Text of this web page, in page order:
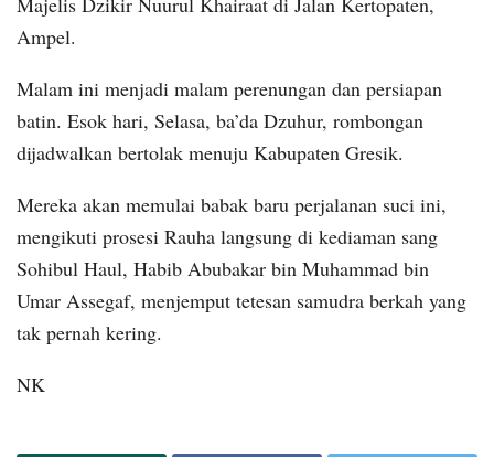
Ampel.
Malam ini menjadi malam perenungan dan persiapan
batin. Esok hari, Selasa, ba’da Dzuhur, rombongan
dijadwalkan bertolak menuju Kabupaten Gresik.
Mereka akan memulai babak baru perjalanan suci ini,
mengikuti prosesi Rauha langsung di kediaman sang
Sohibul Haul, Habib Abubakar bin Muhammad bin
Umar Assegaf, menjemput tetesan samudra berkah yang
tak pernah kering.
NK